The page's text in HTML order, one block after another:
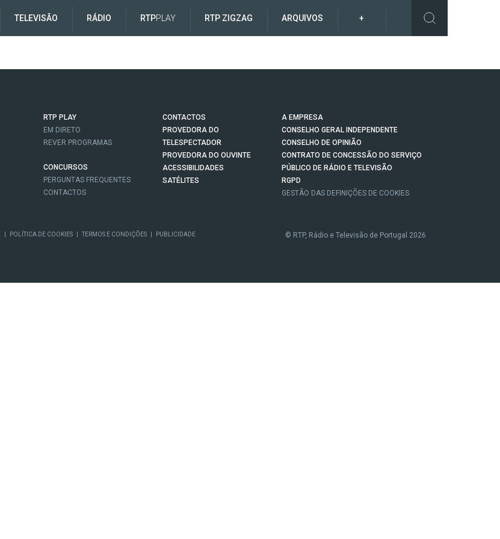
TELEVISÃO RÁDIO RTPPLAY RTP ZIGZAG ARQUIVOS +
RTP PLAY
EM DIRETO
REVER PROGRAMAS
CONCURSOS
PERGUNTAS FREQUENTES
CONTACTOS
CONTACTOS
PROVEDORA DO
TELESPECTADOR
PROVEDORA DO OUVINTE
ACESSIBILIDADES
SATÉLITES
A EMPRESA
CONSELHO GERAL INDEPENDENTE
CONSELHO DE OPINIÃO
CONTRATO DE CONCESSÃO DO SERVIÇO
PÚBLICO DE RÁDIO E TELEVISÃO
RGPD
GESTÃO DAS DEFINIÇÕES DE COOKIES
POLÍTICA DE COOKIES TERMOS E CONDIÇÕES PUBLICIDADE © RTP, Rádio e Televisão de Portugal 2026